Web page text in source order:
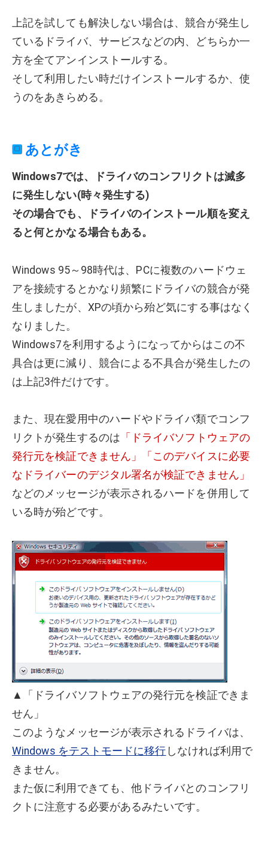
上記を試しても解決しない場合は、競合が発生し
ているドライバ、サービスなどの内、どちらか一
方を全てアンインストールする。
そして利用したい時だけインストールするか、使
うのをあきらめる。
あとがき
Windows7では、ドライバのコンフリクトは滅多
に発生しない(時々発生する)
その場合でも、ドライバのインストール順を変え
ると何とかなる場合もある。
Windows 95～98時代は、PCに複数のハードウェ
アを接続するとかなり頻繁にドライバの競合が発
生しましたが、XPの頃から殆ど気にする事はなく
なりました。
Windows7を利用するようになってからはこの不
具合は更に減り、競合による不具合が発生したの
は上記3件だけです。
また、現在愛用中のハードやドライバ類でコンフ
リクトが発生するのは 「ドライバソフトウェアの
発行元を検証できません」「このデバイスに必要
なドライバーのデジタル署名が検証できません」
などのメッセージが表示されるハードを併用して
いる時が殆どです。
▲「ドライバソフトウェアの発行元を検証できま
せん」
このようなメッセージが表示されるドライバは、
Windows をテストモードに移行 しなければ利用で
きません。
また仮に利用できても、他ドライバとのコンフリ
クトに注意する必要があるみたいです。